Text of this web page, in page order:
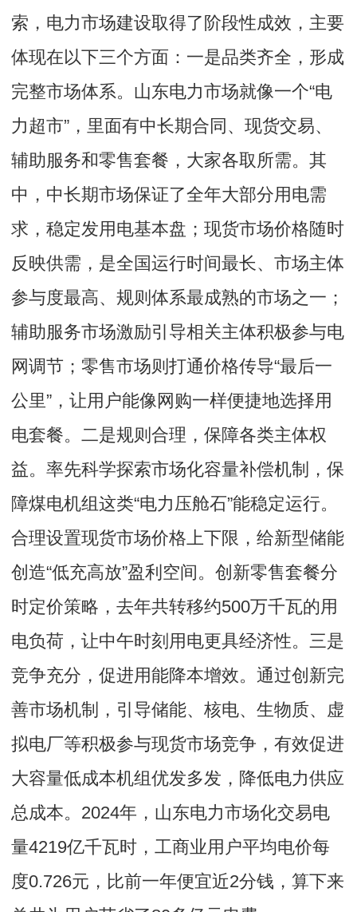
索，电力市场建设取得了阶段性成效，主要
体现在以下三个方面：一是品类齐全，形成
完整市场体系。山东电力市场就像一个“电
力超市”，里面有中长期合同、现货交易、
辅助服务和零售套餐，大家各取所需。其
中，中长期市场保证了全年大部分用电需
求，稳定发用电基本盘；现货市场价格随时
反映供需，是全国运行时间最长、市场主体
参与度最高、规则体系最成熟的市场之一；
辅助服务市场激励引导相关主体积极参与电
网调节；零售市场则打通价格传导“最后一
公里”，让用户能像网购一样便捷地选择用
电套餐。二是规则合理，保障各类主体权
益。率先科学探索市场化容量补偿机制，保
障煤电机组这类“电力压舱石”能稳定运行。
合理设置现货市场价格上下限，给新型储能
创造“低充高放”盈利空间。创新零售套餐分
时定价策略，去年共转移约500万千瓦的用
电负荷，让中午时刻用电更具经济性。三是
竞争充分，促进用能降本增效。通过创新完
善市场机制，引导储能、核电、生物质、虚
拟电厂等积极参与现货市场竞争，有效促进
大容量低成本机组优发多发，降低电力供应
总成本。2024年，山东电力市场化交易电
量4219亿千瓦时，工商业用户平均电价每
度0.726元，比前一年便宜近2分钱，算下来